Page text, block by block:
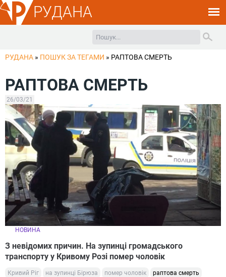
РУДАНА
РУДАНА » ПОШУК ЗА ТЕГАМИ » РАПТОВА СМЕРТЬ
РАПТОВА СМЕРТЬ
26/03/21
НОВИНА
З невідомих причин. На зупинці громадського
транспорту у Кривому Розі помер чоловік
Кривий Ріг на зупинці Бірюза помер чоловік
раптова смерть